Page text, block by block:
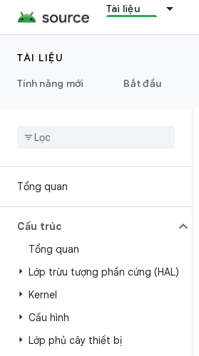
Tài liệu
TÀI LIỆU
Tính năng mới
Bắt đầu
Tổng quan
Cấu trúc
Tổng quan
Lớp trừu tượng phần cứng (HAL)
Kernel
Cấu hình
Lớp phủ cây thiết bị